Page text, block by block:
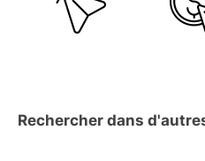
Rechercher dans